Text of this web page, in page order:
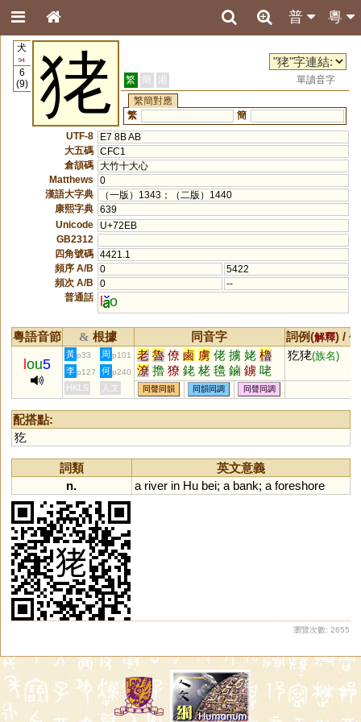
粵
普
犬
94
6
(9)
狫 繁 簡 港
單讀音字
繁簡對應
繁
簡
UTF-8
E7 8B AB
大五碼 CFC1
倉頡碼 大竹十大心
Matthews
0
漢語大字典
（一版）1343；（二版）1440
康熙字典 639
Unicode
U+72EB
GB2312
四角號碼 4421.1
頻序 A/B
0
5422
頻次 A/B
0
--
普通話
l o
粵語音節 & 根據 同音字 詞例(解釋) /
lou5
黃 p33 周 p101 老 魯 僚 鹵 虜 佬 擄 姥 櫓
潦 擼 獠 銠 栳 氌 鏀 鐪 咾
轑 艣 磠 橑 蓾 滷 恅 荖
犵狫(族名)
李 p127 何 p240
HKLS 人文 同聲同韻 同韻同調 同聲同調
配搭點:
犵
詞類
英文意義
n.
a river in Hu bei; a bank; a foreshore
瀏覽次數: 2655